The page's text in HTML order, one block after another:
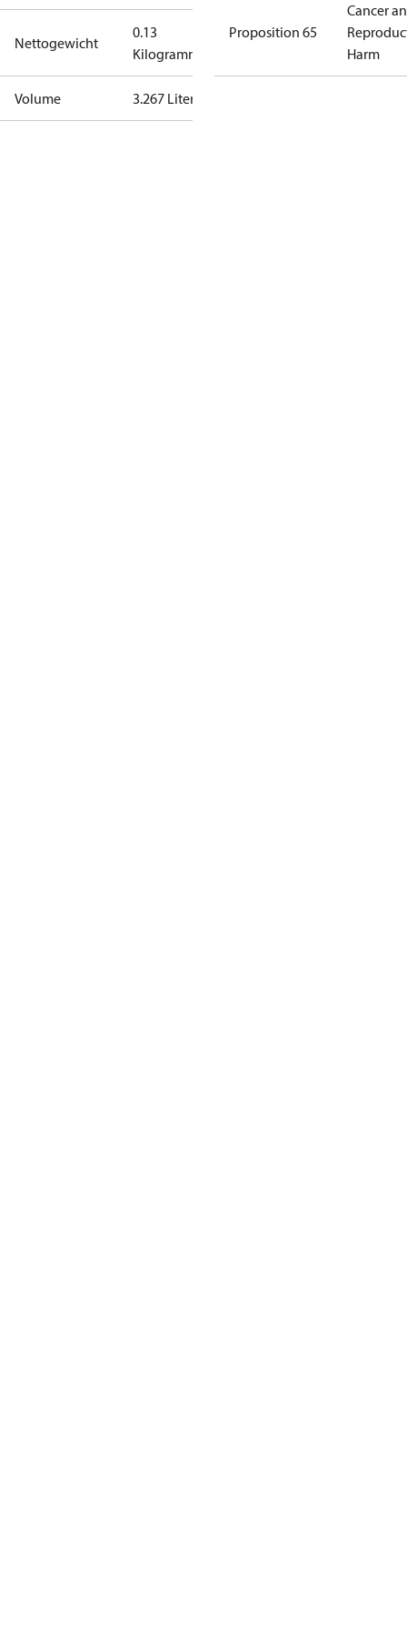
Nettogewicht
0.13
Kilogramm
Volume 3.267 Liter
Proposition 65
Cancer
Harm